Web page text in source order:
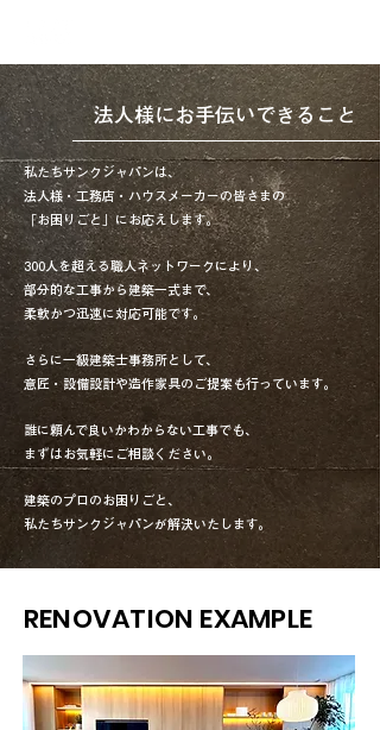
法人様にお手伝いできること
私たちサンクジャパンは、
法人様・工務店・ハウスメーカーの皆さまの
「お困りごと」にお応えします。
300人を超える職人ネットワークにより、
部分的な工事から建築一式まで、
柔軟かつ迅速に対応可能です。
さらに一級建築士事務所として、
意匠・設備設計や造作家具のご提案も行っています。
誰に頼んで良いかわからない工事でも、
まずはお気軽にご相談ください。
建築のプロのお困りごと、
私たちサンクジャパンが解決いたします。
RENOVATION EXAMPLE